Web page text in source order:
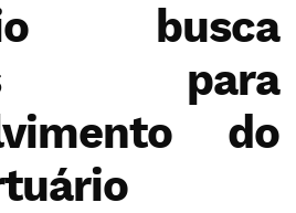
busca
para
do